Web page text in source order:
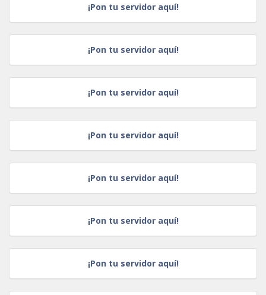
¡Pon tu servidor aquí!
¡Pon tu servidor aquí!
¡Pon tu servidor aquí!
¡Pon tu servidor aquí!
¡Pon tu servidor aquí!
¡Pon tu servidor aquí!
¡Pon tu servidor aquí!